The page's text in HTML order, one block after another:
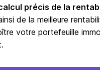
précis de la
de la meilleure
votre portefeuille